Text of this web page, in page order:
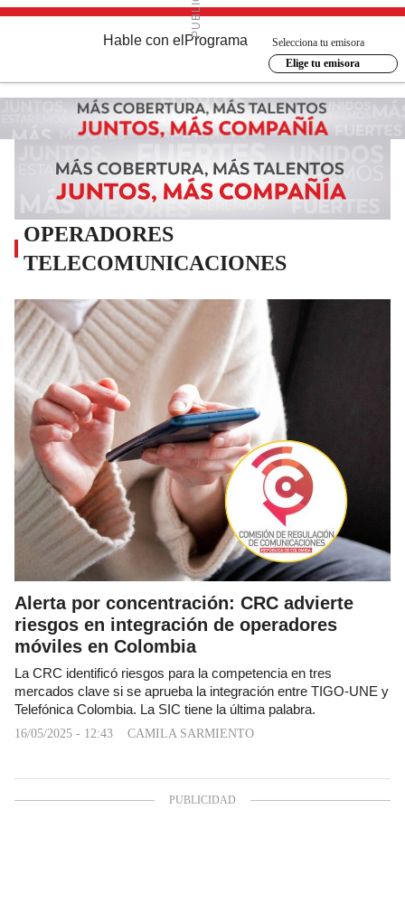
Hable con el Programa
Selecciona tu emisora
Elige tu emisora
OPERADORES
TELECOMUNICACIONES
Alerta por concentración: CRC advierte
riesgos en integración de operadores
móviles en Colombia
La CRC identificó riesgos para la competencia en tres
mercados clave si se aprueba la integración entre TIGO-UNE y
Telefónica Colombia. La SIC tiene la última palabra.
16/05/2025 - 12:43 CAMILA SARMIENTO